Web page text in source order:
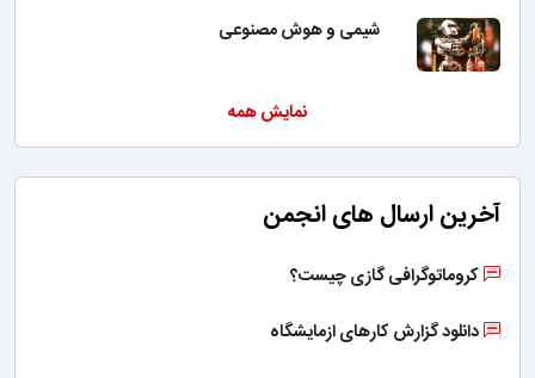
شیمی و هوش مصنوعی
نمایش همه
آخرین ارسال های انجمن
کروماتوگرافی گازی چیست؟
دانلود گزارش کارهای ازمایشگاه